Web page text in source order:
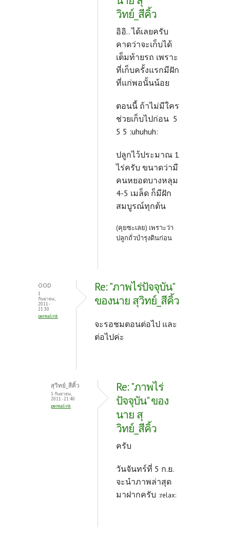
วิทย์_สีคิ้ว
อิอิ.. ได้เลยครับ
คาดว่าจะเก็บได้
เต็มท้ายรถ เพราะ
ที่เก็บครั้งแรกมีฝัก
ที่แก่พอนั้นน้อย
ตอนนี้ ถ้าไม่มีใคร
ช่วยเก็บไปก่อน 5
5 5 :uhuhuh:
ปลูกไว้ประมาณ 1
ไร่ครับ ขนาดว่ามี
คนหยอดบางหลุม
4-5 เมล็ด ก็มีฝัก
สมบูรณ์ทุกต้น
(คุยซะเลย) เพราะว่า
ปลูกถั่วบำรุงดินก่อน
OOD
1
กันยายน,
2011 -
21:30
permalink
Re: "ภาพไร่ปัจจุบัน"
ของนาย สุวิทย์_สีคิ้ว
จะรอชมตอนต่อไป และ
ต่อไปค่ะ
สุวิทย์_สีคิ้ว
1 กันยายน,
2011 - 21:40
permalink
Re: "ภาพไร่
ปัจจุบัน" ของ
นาย สุ
วิทย์_สีคิ้ว
ครับ
วันจันทร์ที่ 5 ก.ย.
จะนำภาพล่าสุด
มาฝากครับ :relax: